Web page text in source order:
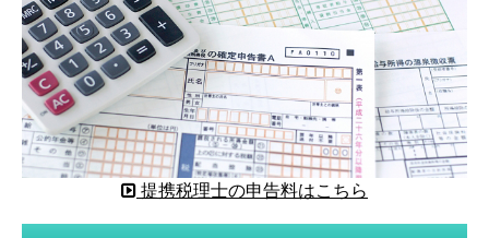
提携税理士の申告料はこちら